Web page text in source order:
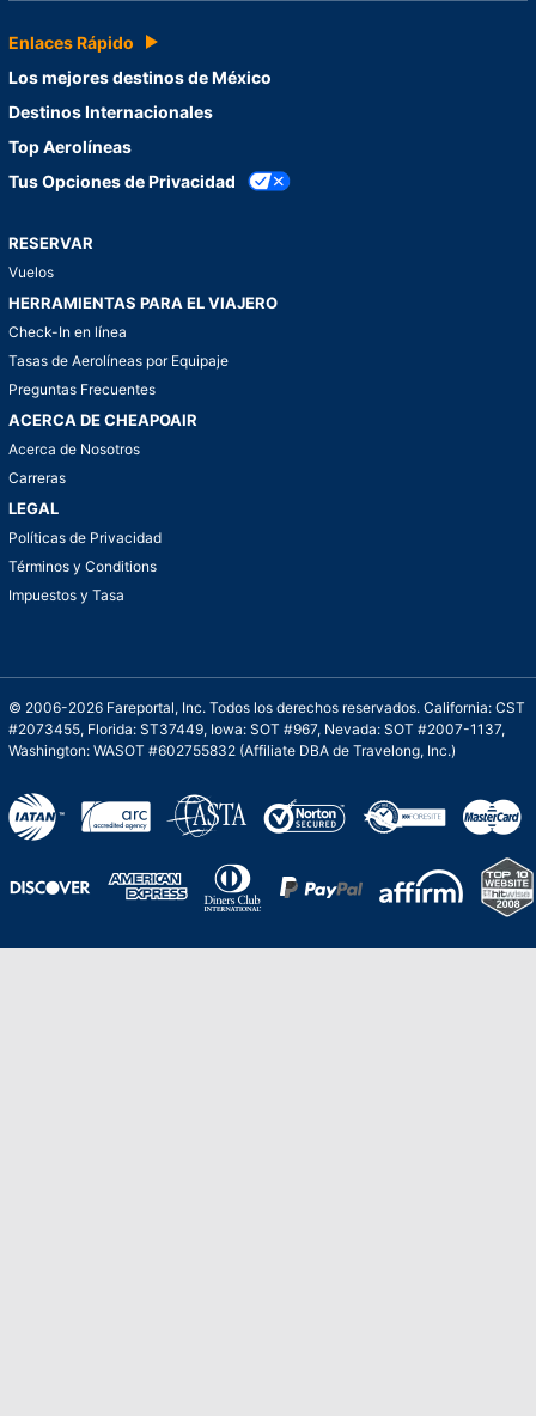
Enlaces Rápido
Los mejores destinos de México
Destinos Internacionales
Top Aerolíneas
Tus Opciones de Privacidad
RESERVAR
Vuelos
HERRAMIENTAS PARA EL VIAJERO
Check-In en línea
Tasas de Aerolíneas por Equipaje
Preguntas Frecuentes
ACERCA DE CHEAPOAIR
Acerca de Nosotros
Carreras
LEGAL
Políticas de Privacidad
Términos y Conditions
Impuestos y Tasa
© 2006-2026 Fareportal, Inc. Todos los derechos reservados. California: CST
#2073455, Florida: ST37449, Iowa: SOT #967, Nevada: SOT #2007-1137,
Washington: WASOT #602755832 (Affiliate DBA de Travelong, Inc.)